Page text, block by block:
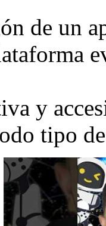
de un
y
tipo